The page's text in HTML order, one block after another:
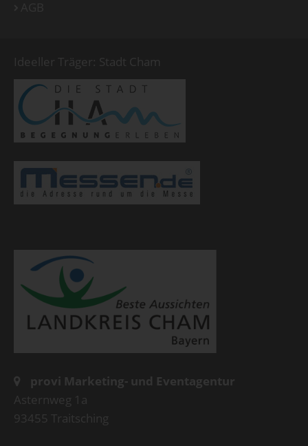
Ideeller Träger: Stadt Cham
provi Marketing- und Eventagentur
Asternweg 1a
93455 Traitsching